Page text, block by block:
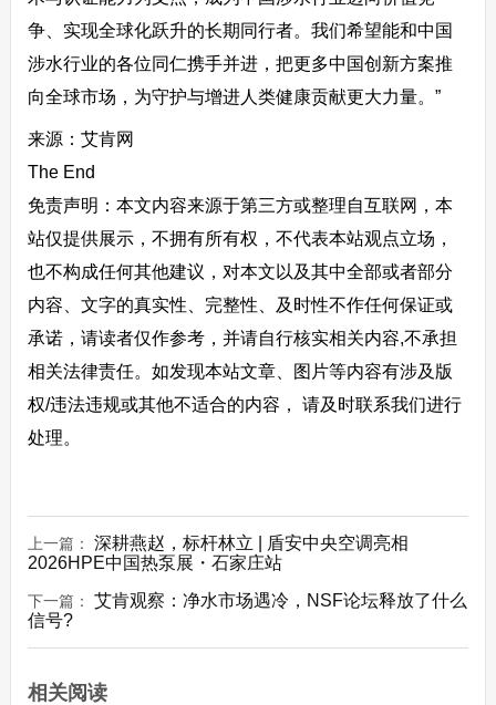
争、实现全球化跃升的长期同行者。我们希望能和中国
涉水行业的各位同仁携手并进，把更多中国创新方案推
向全球市场，为守护与增进人类健康贡献更大力量。”
来源：艾肯网
The End
免责声明：本文内容来源于第三方或整理自互联网，本
站仅提供展示，不拥有所有权，不代表本站观点立场，
也不构成任何其他建议，对本文以及其中全部或者部分
内容、文字的真实性、完整性、及时性不作任何保证或
承诺，请读者仅作参考，并请自行核实相关内容,不承担
相关法律责任。如发现本站文章、图片等内容有涉及版
权/违法违规或其他不适合的内容， 请及时联系我们进行
处理。
上一篇： 深耕燕赵，标杆林立 | 盾安中央空调亮相
2026HPE中国热泵展・石家庄站
下一篇： 艾肯观察：净水市场遇冷，NSF论坛释放了什么
信号?
相关阅读